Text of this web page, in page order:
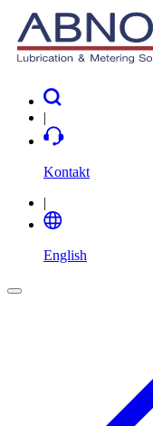
|
Kontakt
|
English